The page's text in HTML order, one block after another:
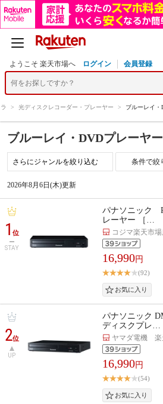
ようこそ 楽天市場へ ログイン 会員登録
> 光ディスクレコーダー・プレーヤー > ブルーレイ・
ブルーレイ・DVDプレーヤ
条件で絞
2026年8月6日(木)更新
1位
STAY
パナソニック
レーヤー ［…
コジマ楽天市
16,990円
(92)
2位
UP
パナソニック
ディスクプレ…
ヤマダ電機 楽
16,990円
(54)